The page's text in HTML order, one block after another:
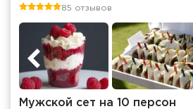
85 отзывов
Мужской сет на 10 персон